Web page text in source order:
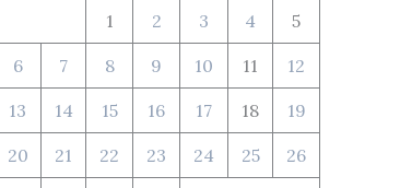
1 2 3 4 5
6 7 8 9 10 11 12
13 14 15 16 17 18 19
20 21 22 23 24 25 26